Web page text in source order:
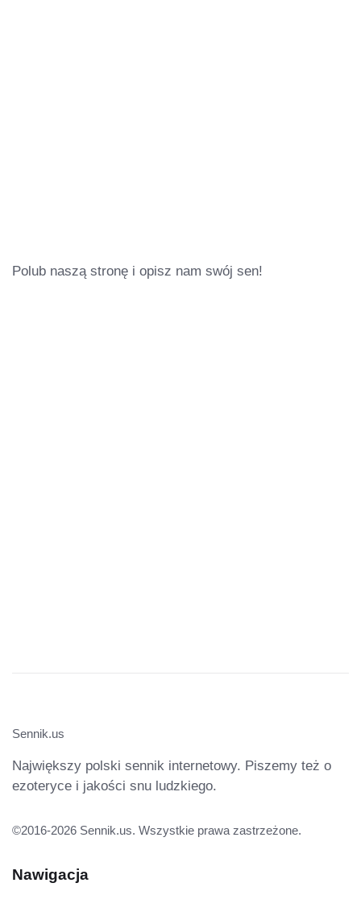
Polub naszą stronę i opisz nam swój sen!
Sennik.us
Największy polski sennik internetowy. Piszemy też o
ezoteryce i jakości snu ludzkiego.
©2016-2026 Sennik.us. Wszystkie prawa zastrzeżone.
Nawigacja